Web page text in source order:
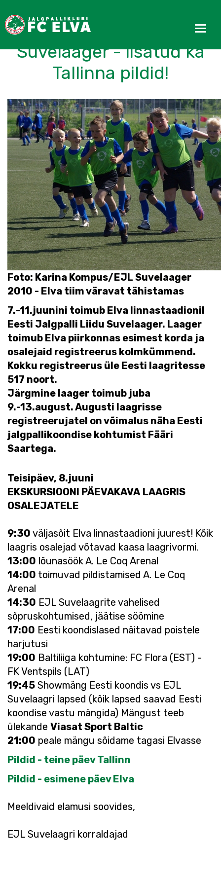
Esmaspäeval algab EJL
Suvelaager - lisatud ka
Tallinna pildid!
Foto: Karina Kompus/EJL Suvelaager
2010 - Elva tiim väravat tähistamas
7.-11.juunini toimub Elva linnastaadionil
Eesti Jalgpalli Liidu Suvelaager. Laager
toimub Elva piirkonnas esimest korda ja
osalejaid registreerus kolmkümmend.
Kokku registreerus üle Eesti laagritesse
517 noort.
Järgmine laager toimub juba
9.-13.august. Augusti laagrisse
registreerujatel on võimalus näha Eesti
jalgpallikoondise kohtumist Fääri
Saartega.
Teisipäev, 8.juuni
EKSKURSIOONI PÄEVAKAVA LAAGRIS
OSALEJATELE
9:30 väljasõit Elva linnastaadioni juurest! Kõik
laagris osalejad võtavad kaasa laagrivormi.
13:00 lõunasöök A. Le Coq Arenal
14:00 toimuvad pildistamised A. Le Coq
Arenal
14:30 EJL Suvelaagrite vahelised
sõpruskohtumised, jäätise söömine
17:00 Eesti koondislased näitavad poistele
harjutusi
19:00 Baltiliiga kohtumine: FC Flora (EST) -
FK Ventspils (LAT)
19:45 Showmäng Eesti koondis vs EJL
Suvelaagri lapsed (kõik lapsed saavad Eesti
koondise vastu mängida) Mängust teeb
ülekande Viasat Sport Baltic
21:00 peale mängu sõidame tagasi Elvasse
Pildid - teine päev Tallinn
Pildid - esimene päev Elva
Meeldivaid elamusi soovides,
EJL Suvelaagri korraldajad